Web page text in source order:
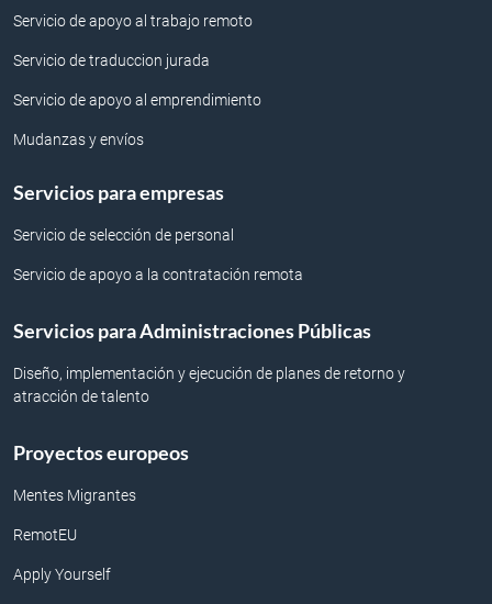
Servicio de apoyo al trabajo remoto
Servicio de traduccion jurada
Servicio de apoyo al emprendimiento
Mudanzas y envíos
Servicios para empresas
Servicio de selección de personal
Servicio de apoyo a la contratación remota
Servicios para Administraciones Públicas
Diseño, implementación y ejecución de planes de retorno y
atracción de talento
Proyectos europeos
Mentes Migrantes
RemotEU
Apply Yourself